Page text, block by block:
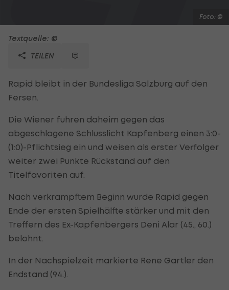
Foto: ©
Textquelle: ©
TEILEN
Rapid bleibt in der Bundesliga Salzburg auf den
Fersen.
Die Wiener fuhren daheim gegen das
abgeschlagene Schlusslicht Kapfenberg einen 3:0-
(1:0)-Pflichtsieg ein und weisen als erster Verfolger
weiter zwei Punkte Rückstand auf den
Titelfavoriten auf.
Nach verkrampftem Beginn wurde Rapid gegen
Ende der ersten Spielhälfte stärker und mit den
Treffern des Ex-Kapfenbergers Deni Alar (45., 60.)
belohnt.
In der Nachspielzeit markierte Rene Gartler den
Endstand (94.).